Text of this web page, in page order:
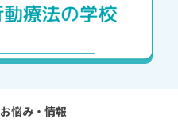
お悩み・情報